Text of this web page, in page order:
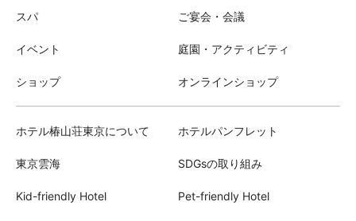
スパ ご宴会・会議
イベント 庭園・アクティビティ
ショップ オンラインショップ
ホテル椿山荘東京について ホテルパンフレット
東京雲海 SDGsの取り組み
Kid-friendly Hotel Pet-friendly Hotel